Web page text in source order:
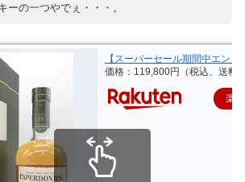
ーの一つやでぇ・・・。
【スーパーセール期間中エン
価格：119,800円（税込、送料
楽